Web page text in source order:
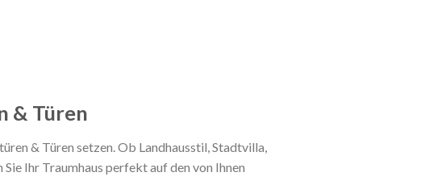
& Türen
& Türen setzen. Ob Landhausstil, Stadtvilla,
Ihr Traumhaus perfekt auf den von Ihnen